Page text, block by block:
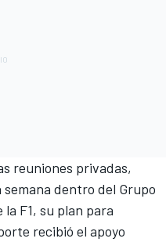
reuniones privadas,
dentro del Grupo
F1, su plan para
recibió el apoyo